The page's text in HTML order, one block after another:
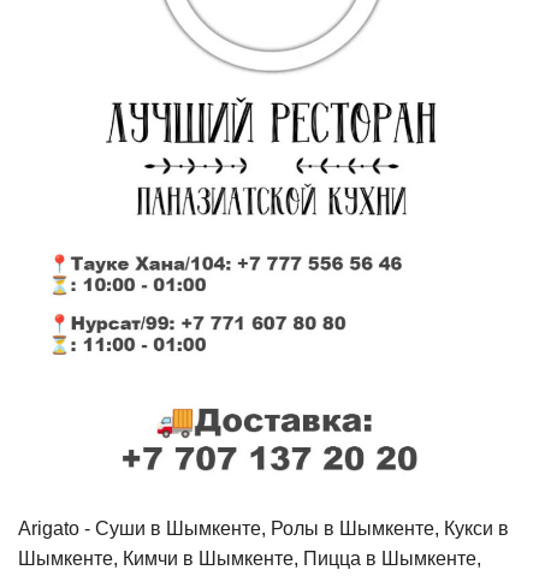
Arigato - Cуши в Шымкенте, Ролы в Шымкенте, Кукси в
Шымкенте, Кимчи в Шымкенте, Пицца в Шымкенте,